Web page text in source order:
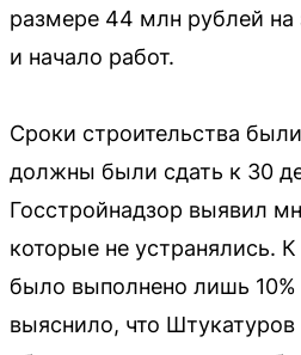
размере 44 млн рублей на
и начало работ.
Сроки строительства
должны были сдать к 30
Госстройнадзор выявил
которые не устранялись.
было выполнено лишь 10%
выяснило, что